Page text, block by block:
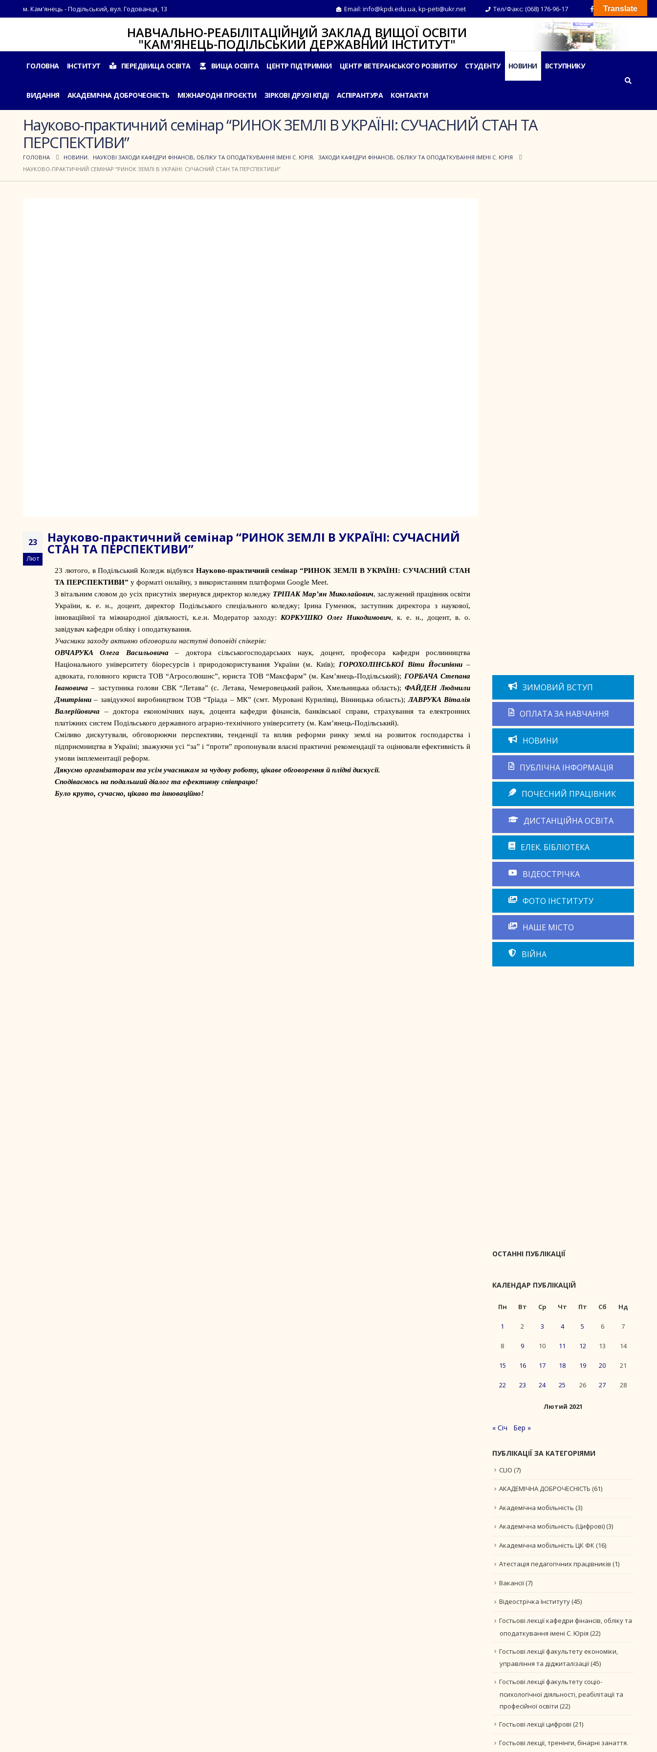
м. Кам'янець - Подільський, вул. Годованця, 13 Email: info@kpdi.edu.ua,kp-peti@ukr.net Тел/Факс: (068) 176-96-17
НАВЧАЛЬНО-РЕАБІЛІТАЦІЙНИЙ ЗАКЛАД ВИЩОЇ ОСВІТИ
"КАМ'ЯНЕЦЬ-ПОДІЛЬСЬКИЙ ДЕРЖАВНИЙ ІНСТИТУТ"
ГОЛОВНА ІНСТИТУТ ПЕРЕДВИЩА ОСВІТА ВИЩА ОСВІТА ЦЕНТР ПІДТРИМКИ ЦЕНТР ВЕТЕРАНСЬКОГО РОЗВИТКУ СТУДЕНТУ НОВИНИ ВСТУПНИКУ
ВИДАННЯ АКАДЕМІЧНА ДОБРОЧЕСНІСТЬ МІЖНАРОДНІ ПРОЄКТИ ЗІРКОВІ ДРУЗІ КПДІ АСПІРАНТУРА КОНТАКТИ
Науково-практичний семінар “РИНОК ЗЕМЛІ В УКРАЇНІ: СУЧАСНИЙ СТАН ТА
ПЕРСПЕКТИВИ”
ГОЛОВНА НОВИНИ, НАУКОВІ ЗАХОДИ КАФЕДРИ ФІНАНСІВ, ОБЛІКУ ТА ОПОДАТКУВАННЯ ІМЕНІ С. ЮРІЯ, ЗАХОДИ КАФЕДРИ ФІНАНСІВ, ОБЛІКУ ТА ОПОДАТКУВАННЯ ІМЕНІ С. ЮРІЯ
НАУКОВО-ПРАКТИЧНИЙ СЕМІНАР “РИНОК ЗЕМЛІ В УКРАЇНІ: СУЧАСНИЙ СТАН ТА ПЕРСПЕКТИВИ”
23
Лют
Науково-практичний семінар “РИНОК ЗЕМЛІ В УКРАЇНІ: СУЧАСНИЙ
СТАН ТА ПЕРСПЕКТИВИ”
23 лютого, в Подільський Коледж відбувся Науково-практичний семінар “РИНОК ЗЕМЛІ В УКРАЇНІ: СУЧАСНИЙ СТАН
ТА ПЕРСПЕКТИВИ” у форматі онлайну, з використанням платформи Google Meet.
З вітальним словом до усіх присутніх звернувся директор коледжу ТРІПАК Мар’ян Миколайович, заслужений працівник освіти
України, к. е. н., доцент, директор Подільського спеціального коледжу; Ірина Гуменюк, заступник директора з наукової,
інноваційної та міжнародної діяльності, к.е.н. Модератор заходу: КОРКУШКО Олег Никодимович, к. е. н., доцент, в. о.
завідувач кафедри обліку і оподаткування.
Учасники заходу активно обговорили наступні доповіді спікерів:
ОВЧАРУКА Олега Васильовича – доктора сільськогосподарських наук, доцент, професора кафедри рослинництва
Національного університету біоресурсів і природокористування України (м. Київ); ГОРОХОЛІНСЬКОЇ Віти Йосипівни –
адвоката, головного юриста ТОВ “Агросолюшнс”, юриста ТОВ “Максфарм” (м. Кам’янець-Подільський); ГОРБАЧА Степана
Івановича – заступника голови СВК “Летава” (с. Летава, Чемеровецький район, Хмельницька область); ФАЙДЕН Людмили
Дмитрівни – завідуючої виробництвом ТОВ “Тріада – МК” (смт. Муровані Курилівці, Вінницька область);ЛАВРУКА Віталія
Валерійовича – доктора економічних наук, доцента кафедри фінансів, банківської справи, страхування та електронних
платіжних систем Подільського державного аграрно-технічного університету (м. Кам’янець-Подільський).
Сміливо дискутували, обговорюючи перспективи, тенденції та вплив реформи ринку землі на розвиток господарства і
підприємництва в Україні; зважуючи усі “за” і “проти” пропонували власні практичні рекомендації та оцінювали ефективність й
умови імплементації реформ.
Дякуємо організаторам та усім учасникам за чудову роботу, цікаве обговорення й плідні дискусії.
Сподіваємось на подальший діалог та ефективну співпрацю!
Було круто, сучасно, цікаво та інноваційно!
ЗИМОВИЙ ВСТУП
ОПЛАТА ЗА НАВЧАННЯ
НОВИНИ
ПУБЛІЧНА ІНФОРМАЦІЯ
ПОЧЕСНИЙ ПРАЦІВНИК
ДИСТАНЦІЙНА ОСВІТА
ЕЛЕК. БІБЛІОТЕКА
ВІДЕОСТРІЧКА
ФОТО ІНСТИТУТУ
НАШЕ МІСТО
ВІЙНА
ОСТАННІ ПУБЛІКАЦІЇ
КАЛЕНДАР ПУБЛІКАЦІЙ
Лютий 2021
Пн Вт Ср Чт Пт Сб Нд
1 2 3 4 5 6 7
8 9 10 11 12 13 14
15 16 17 18 19 20 21
22 23 24 25 26 27 28
« Січ Бер »
ПУБЛІКАЦІЇ ЗА КАТЕГОРІЯМИ
CLIO (7)
АКАДЕМІЧНА ДОБРОЧЕСНІСТЬ (61)
Академічна мобільність (3)
Академічна мобільність (Цифрові)(3)
Академічна мобільність ЦК ФК(16)
Атестація педагогічних працівників (1)
Вакансії(7)
Відеострічка Інституту(45)
Гостьові лекції кафедри фінансів, обліку та
оподаткування імені С. Юрія (22)
Гостьові лекції факультету економіки,
управління та діджиталізації(45)
Гостьові лекції факультету соціо-
психологічної діяльності, реабілітації та
професійної освіти (22)
Гостьові лекції цифрові (21)
Гостьові лекції, тренінги, бінарні занаття.
Translate